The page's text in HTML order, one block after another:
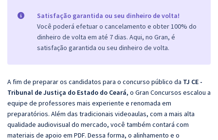
Satisfação garantida ou seu dinheiro de volta!
Você poderá efetuar o cancelamento e obter 100% do
dinheiro de volta em até 7 dias. Aqui, no Gran, é
satisfação garantida ou seu dinheiro de volta.
A fim de preparar os candidatos para o concurso público da TJ CE -
Tribunal de Justiça do Estado do Ceará, o Gran Concursos escalou a
equipe de professores mais experiente e renomada em
preparatórios. Além das tradicionais videoaulas, com a mais alta
qualidade audiovisual do mercado, você também contará com
materiais de apoio em PDF. Dessa forma, o alinhamento e o